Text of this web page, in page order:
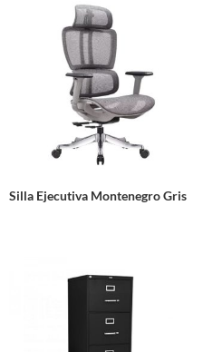
Silla Ejecutiva Montenegro Gris